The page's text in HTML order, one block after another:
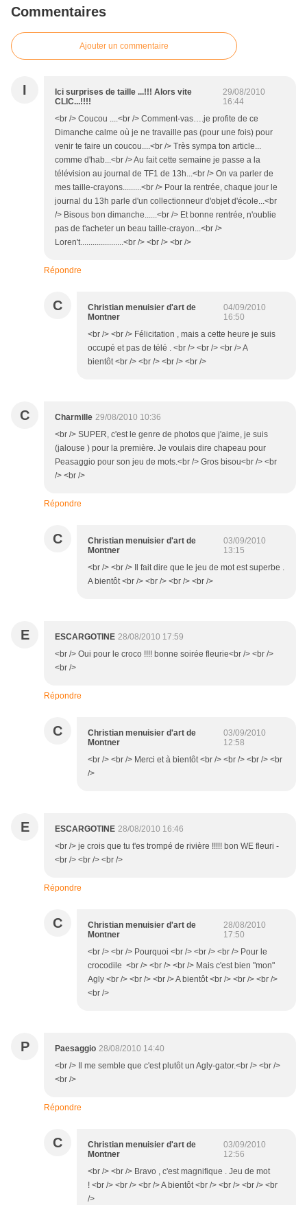
Commentaires
Ajouter un commentaire
I
Ici surprises de taille ...!!! Alors vite
CLIC...!!!!
29/08/2010
16:44
<br /> Coucou ....<br /> Comment-vas….je profite de ce
Dimanche calme où je ne travaille pas (pour une fois) pour
venir te faire un coucou....<br /> Très sympa ton article...
comme d'hab...<br /> Au fait cette semaine je passe a la
télévision au journal de TF1 de 13h...<br /> On va parler de
mes taille-crayons.........<br /> Pour la rentrée, chaque jour le
journal du 13h parle d'un collectionneur d'objet d'école...<br
/> Bisous bon dimanche......<br /> Et bonne rentrée, n'oublie
pas de t'acheter un beau taille-crayon...<br />
Loren't.....................<br /> <br /> <br />
Répondre
C
Christian menuisier d'art de
Montner
04/09/2010
16:50
<br /> <br /> Félicitation , mais a cette heure je suis
occupé et pas de télé . <br /> <br /> <br /> A
bientôt <br /> <br /> <br /> <br />
C Charmille 29/08/2010 10:36
<br /> SUPER, c'est le genre de photos que j'aime, je suis
(jalouse ) pour la première. Je voulais dire chapeau pour
Peasaggio pour son jeu de mots.<br /> Gros bisou<br /> <br
/> <br />
Répondre
C
Christian menuisier d'art de
Montner
03/09/2010
13:15
<br /> <br /> Il fait dire que le jeu de mot est superbe .
A bientôt <br /> <br /> <br /> <br />
E ESCARGOTINE 28/08/2010 17:59
<br /> Oui pour le croco !!!! bonne soirée fleurie<br /> <br />
<br />
Répondre
C
Christian menuisier d'art de
Montner
03/09/2010
12:58
<br /> <br /> Merci et à bientôt <br /> <br /> <br /> <br
/>
E ESCARGOTINE 28/08/2010 16:46
<br /> je crois que tu t'es trompé de rivière !!!!! bon WE fleuri -
<br /> <br /> <br />
Répondre
C
Christian menuisier d'art de
Montner
28/08/2010
17:50
<br /> <br /> Pourquoi <br /> <br /> <br /> Pour le
crocodile <br /> <br /> <br /> Mais c'est bien "mon"
Agly <br /> <br /> <br /> A bientôt <br /> <br /> <br />
<br />
P Paesaggio 28/08/2010 14:40
<br /> Il me semble que c'est plutôt un Agly-gator.<br /> <br />
<br />
Répondre
C
Christian menuisier d'art de
Montner
03/09/2010
12:56
<br /> <br /> Bravo , c'est magnifique . Jeu de mot
! <br /> <br /> <br /> A bientôt <br /> <br /> <br /> <br
/>